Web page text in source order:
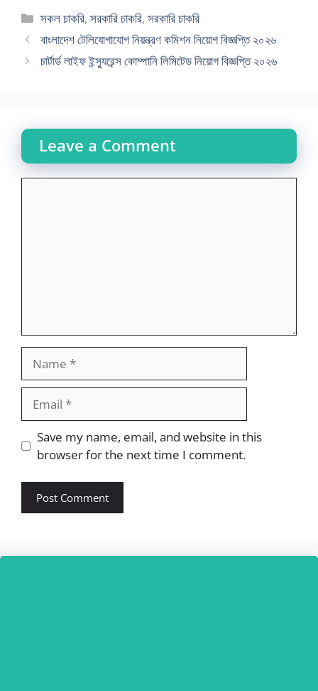
Categories
সকল চাকরি,সরকারি চাকরি,সরকারি চাকরি
বাংলাদেশ টেলিযোগাযোগ নিয়ন্ত্রণ কমিশন নিয়োগ বিজ্ঞপ্তি ২০২৬
চার্টার্ড লাইফ ইন্স্যুরেন্স কোম্পানি লিমিটেড নিয়োগ বিজ্ঞপ্তি ২০২৬
Leave a Comment
Website
Save my name, email, and website in this
browser for the next time I comment.